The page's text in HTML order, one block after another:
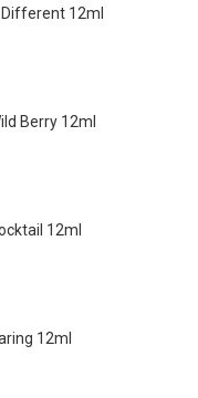
Different 12ml
Berry 12ml
12ml
12ml